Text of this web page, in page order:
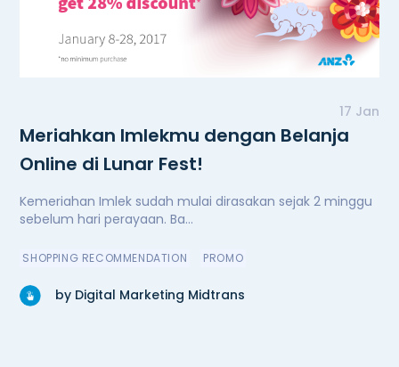
17 Jan
Meriahkan Imlekmu dengan Belanja
Online di Lunar Fest!
Kemeriahan Imlek sudah mulai dirasakan sejak 2 minggu
sebelum hari perayaan. Ba...
SHOPPING RECOMMENDATION PROMO
by Digital Marketing Midtrans